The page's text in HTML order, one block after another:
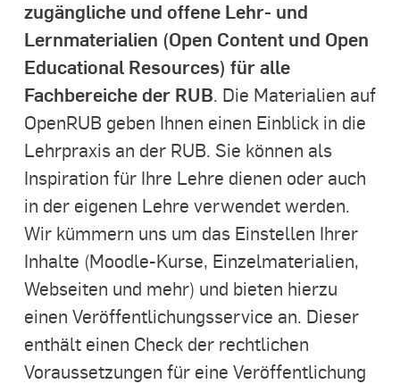
zugängliche und offene Lehr- und
Lernmaterialien (Open Content und Open
Educational Resources) für alle
Fachbereiche der RUB. Die Materialien auf
OpenRUB geben Ihnen einen Einblick in die
Lehrpraxis an der RUB. Sie können als
Inspiration für Ihre Lehre dienen oder auch
in der eigenen Lehre verwendet werden.
Wir kümmern uns um das Einstellen Ihrer
Inhalte (Moodle-Kurse, Einzelmaterialien,
Webseiten und mehr) und bieten hierzu
einen Veröffentlichungsservice an. Dieser
enthält einen Check der rechtlichen
Voraussetzungen für eine Veröffentlichung